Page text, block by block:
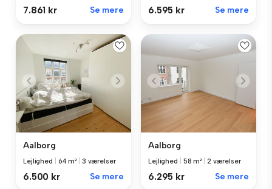
7.861 kr Se mere 6.595 kr Se mere
Aalborg
Lejlighed 64 m² 3 værelser
6.500 kr Se mere
Aalborg
Lejlighed 58 m² 2 værelser
6.295 kr Se mere